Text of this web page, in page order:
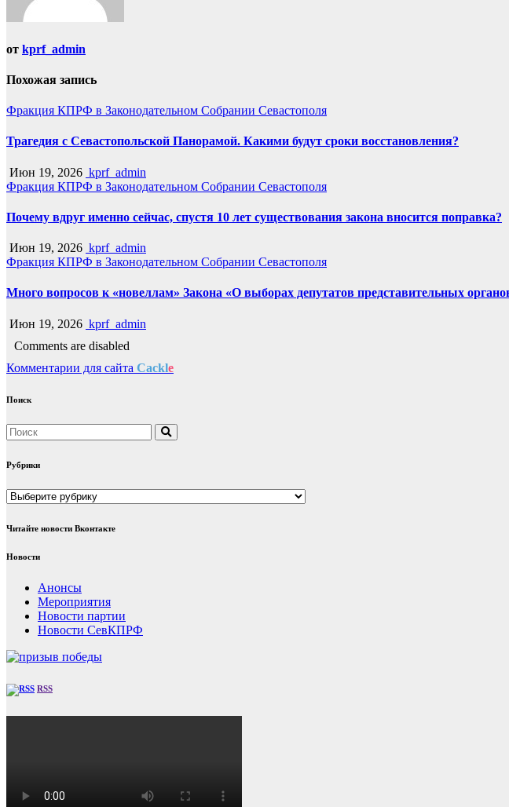
от kprf_admin
Похожая запись
Фракция КПРФ в Законодательном Собрании Севастополя
Трагедия с Севастопольской Панорамой. Какими будут сроки восстановления?
Июн 19, 2026 kprf_admin
Фракция КПРФ в Законодательном Собрании Севастополя
Почему вдруг именно сейчас, спустя 10 лет существования закона вносится поправка?
Июн 19, 2026 kprf_admin
Фракция КПРФ в Законодательном Собрании Севастополя
Много вопросов к «новеллам» Закона «О выборах депутатов представительных
Июн 19, 2026 kprf_admin
Comments are disabled
Комментарии для сайта Cackle
Поиск
Рубрики
Рубрики
Читайте новости Вконтакте
Новости
Анонсы
Мероприятия
Новости партии
Новости СевКПРФ
RSS